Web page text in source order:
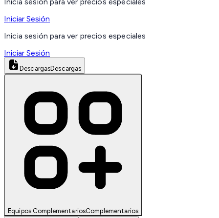
Iniciar Sesión
Inicia sesión para ver precios especiales
Iniciar Sesión
DescargasDescargas
Equipos ComplementariosComplementarios